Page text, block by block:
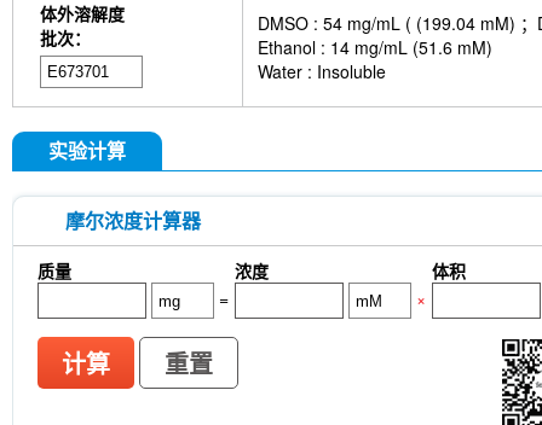
体外溶解度
批次：
DMSO : 54 mg/mL ( (199.04 mM)
Ethanol : 14 mg/mL (51.6 mM)
Water : Insoluble
实验计算
摩尔浓度计算器
质量 浓度
体积
=
×
计算 重置